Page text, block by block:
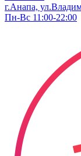
г.Анапа,
Пн-Вс 11:00-22:00